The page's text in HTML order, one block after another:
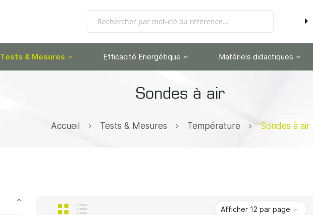
Tests & Mesures Efficacité Energétique Matériels didactiques
Sondes à air
Accueil Tests & Mesures Température Sondes à air
Grille